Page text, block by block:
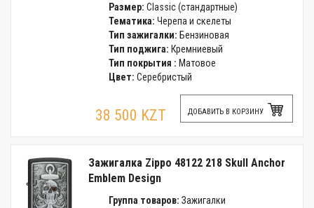
Размер: Classic (стандартные)
Тематика: Черепа и скелеты
Тип зажигалки: Бензиновая
Тип поджига: Кремниевый
Тип покрытия : Матовое
Цвет: Серебристый
38 500 KZT ДОБАВИТЬ В КОРЗИНУ
Зажигалка Zippo 48122 218 Skull Anchor
Emblem Design
Группа товаров: Зажигалки